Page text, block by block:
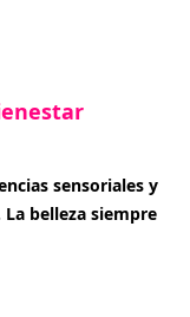
sensoriales y
belleza siempre